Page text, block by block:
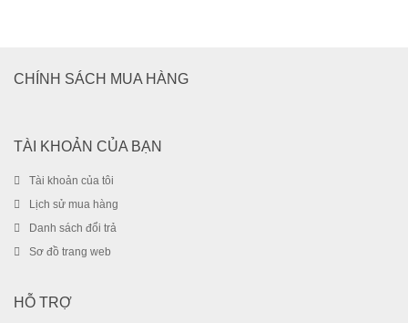
Bàn phím Nam Châm Baseus Brilliance Original Keyboard
Case Pro cho iPad Pro 11/12 inch/ iPad Air
CHÍNH SÁCH MUA HÀNG
TÀI KHOẢN CỦA BẠN
Tài khoản của tôi
Lịch sử mua hàng
Danh sách đổi trả
Sơ đồ trang web
HỖ TRỢ